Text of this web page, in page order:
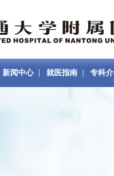
新闻中心 就医指南 专科